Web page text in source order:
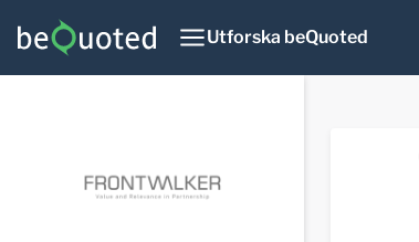
Utforska beQuoted